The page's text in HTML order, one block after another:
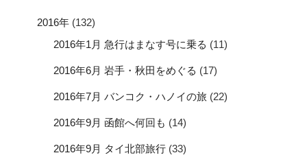
2016年 (132)
2016年1月 急行はまなす号に乗る (11)
2016年6月 岩手・秋田をめぐる (17)
2016年7月 バンコク・ハノイの旅 (22)
2016年9月 函館へ何回も (14)
2016年9月 タイ北部旅行 (33)